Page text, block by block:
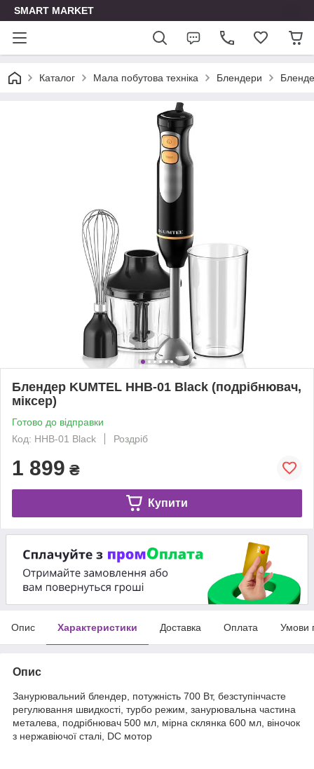
SMART MARKET
Каталог Мала побутова техніка Блендери
Блендер KUMTEL HHB-01 Black (подрібнювач,
міксер)
Готово до відправки
Код: HHB-01 Black
Роздріб
1 899 ₴
Купити
Опис Характеристики Доставка Оплата Умови
Опис
Занурювальний блендер, потужність 700 Вт, безступінчасте
регулювання швидкості, турбо режим, занурювальна частина
металева, подрібнювач 500 мл, мірна склянка 600 мл, віночок
з нержавіючої сталі, DC мотор